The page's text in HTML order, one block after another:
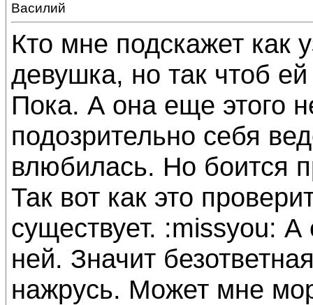
Василий
Кто мне подскажет как
девушка, но так чтоб
Пока. А она еще этого
подозрительно себя
влюбилась. Но боится
Так вот как это
существует. :missyou:
ней. Значит
нажрусь. Может мне